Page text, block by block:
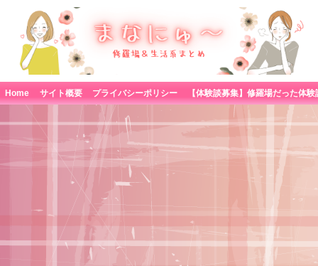
Home サイト概要 プライバシーポリシー